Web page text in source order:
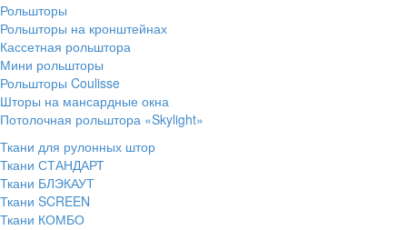
Рольшторы
Рольшторы на кронштейнах
Кассетная рольштора
Мини рольшторы
Рольшторы Coulisse
Шторы на мансардные окна
Потолочная рольштора «Skylight»
Ткани для рулонных штор
Ткани СТАНДАРТ
Ткани БЛЭКАУТ
Ткани SCREEN
Ткани КОМБО